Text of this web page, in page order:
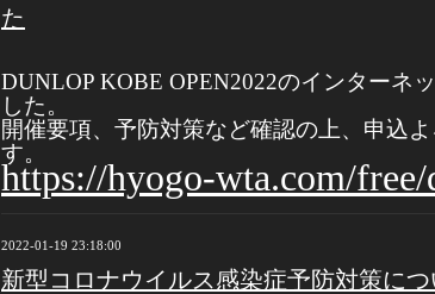
た
DUNLOP KOBE OPEN2022のインターネ
した。
開催要項、予防対策など確認の上、申込
す。
https://hyogo-wta.com/free/
2022-01-19 23:18:00
新型コロナウイルス感染症予防対策につ